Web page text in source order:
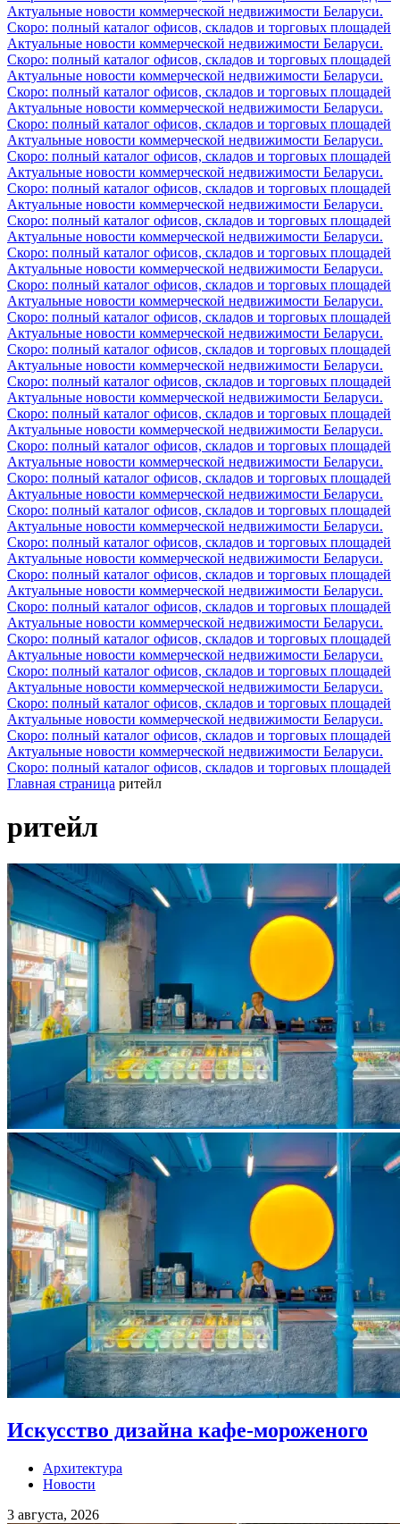
Актуальные новости коммерческой недвижимости Беларуси.
Скоро: полный каталог офисов, складов и торговых площадей
Актуальные новости коммерческой недвижимости Беларуси.
Скоро: полный каталог офисов, складов и торговых площадей
Актуальные новости коммерческой недвижимости Беларуси.
Скоро: полный каталог офисов, складов и торговых площадей
Актуальные новости коммерческой недвижимости Беларуси.
Скоро: полный каталог офисов, складов и торговых площадей
Актуальные новости коммерческой недвижимости Беларуси.
Скоро: полный каталог офисов, складов и торговых площадей
Актуальные новости коммерческой недвижимости Беларуси.
Скоро: полный каталог офисов, складов и торговых площадей
Актуальные новости коммерческой недвижимости Беларуси.
Скоро: полный каталог офисов, складов и торговых площадей
Актуальные новости коммерческой недвижимости Беларуси.
Скоро: полный каталог офисов, складов и торговых площадей
Актуальные новости коммерческой недвижимости Беларуси.
Скоро: полный каталог офисов, складов и торговых площадей
Актуальные новости коммерческой недвижимости Беларуси.
Скоро: полный каталог офисов, складов и торговых площадей
Актуальные новости коммерческой недвижимости Беларуси.
Скоро: полный каталог офисов, складов и торговых площадей
Актуальные новости коммерческой недвижимости Беларуси.
Скоро: полный каталог офисов, складов и торговых площадей
Актуальные новости коммерческой недвижимости Беларуси.
Скоро: полный каталог офисов, складов и торговых площадей
Актуальные новости коммерческой недвижимости Беларуси.
Скоро: полный каталог офисов, складов и торговых площадей
Актуальные новости коммерческой недвижимости Беларуси.
Скоро: полный каталог офисов, складов и торговых площадей
Актуальные новости коммерческой недвижимости Беларуси.
Скоро: полный каталог офисов, складов и торговых площадей
Актуальные новости коммерческой недвижимости Беларуси.
Скоро: полный каталог офисов, складов и торговых площадей
Актуальные новости коммерческой недвижимости Беларуси.
Скоро: полный каталог офисов, складов и торговых площадей
Актуальные новости коммерческой недвижимости Беларуси.
Скоро: полный каталог офисов, складов и торговых площадей
Актуальные новости коммерческой недвижимости Беларуси.
Скоро: полный каталог офисов, складов и торговых площадей
Актуальные новости коммерческой недвижимости Беларуси.
Скоро: полный каталог офисов, складов и торговых площадей
Актуальные новости коммерческой недвижимости Беларуси.
Скоро: полный каталог офисов, складов и торговых площадей
Актуальные новости коммерческой недвижимости Беларуси.
Скоро: полный каталог офисов, складов и торговых площадей
Актуальные новости коммерческой недвижимости Беларуси.
Скоро: полный каталог офисов, складов и торговых площадей
Главная страница ритейл
ритейл
Искусство дизайна кафе-мороженого
Архитектура
Новости
3 августа, 2026